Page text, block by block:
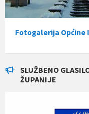
Fotogalerija Općine
SLUŽBENO
ŽUPANIJE